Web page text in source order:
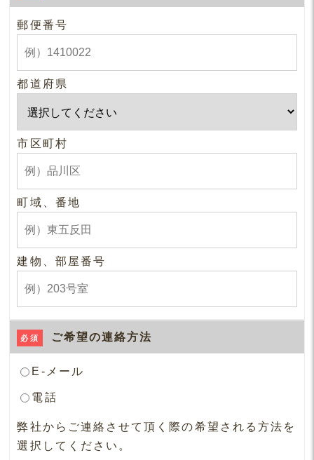
郵便番号
都道府県
市区町村
町域、番地
建物、部屋番号
必須 ご希望の連絡方法
E-メール
電話
弊社からご連絡させて頂く際の希望される方法を
選択してください。